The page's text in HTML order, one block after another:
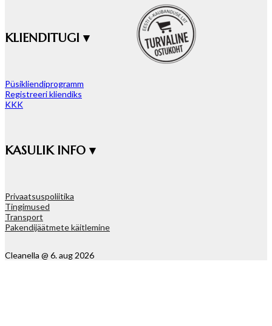
KLIENDITUGI ▾
Püsikliendiprogramm
Registreeri kliendiks
KKK
KASULIK INFO ▾
Privaatsuspoliitika
Tingimused
Transport
Pakendijäätmete käitlemine
Cleanella @ 6. aug 2026